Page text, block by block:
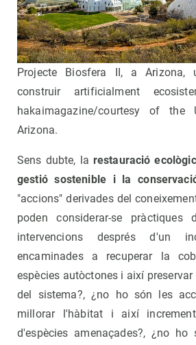
Projecte Biosfera II, a Arizona,
construir artificialment
hakaimagazine/courtesy of the
Arizona.
Sens dubte, la restauració
gestió sostenible i la
"accions" derivades del
poden considerar-se pràctiques
intervencions després d'un
encaminades a recuperar la
espècies autòctones i així
del sistema?, ¿no ho són les
millorar l'hàbitat i així
d'espècies amenaçades?, ¿no